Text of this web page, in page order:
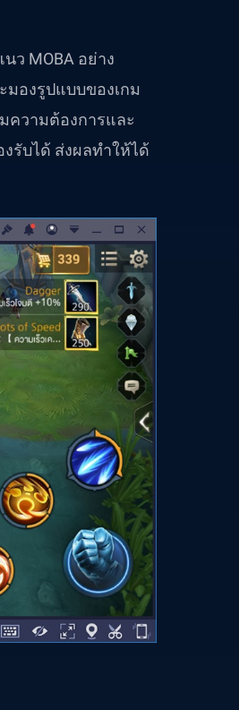
ว MOBA อย่าง
มองรูปแบบของเกม
ความต้องการและ
รับได้ ส่งผลทำให้ได้